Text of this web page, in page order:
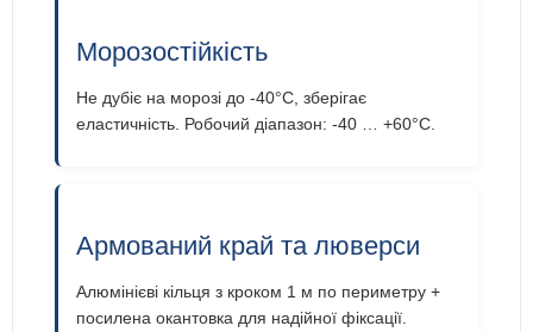
Морозостійкість
Не дубіє на морозі до -40°C, зберігає
еластичність. Робочий діапазон: -40 … +60°C.
Армований край та люверси
Алюмінієві кільця з кроком 1 м по периметру +
посилена окантовка для надійної фіксації.